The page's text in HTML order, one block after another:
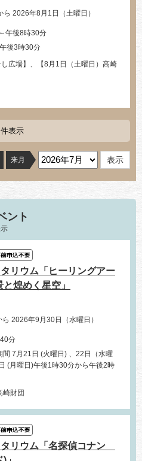
2026年8月1日（土曜日）
午後8時30分
後3時30分
し広場】、【8月1日（土曜日）高崎
表示
来月
ント
リウム「ヒーリングアー
煌めく星空」
2026年9月30日（水曜日）
分
7月21日 (火曜日) 、22日（水曜
(月曜日)午後1時30分から午後2時
崎財団
リウム「名探偵コナン